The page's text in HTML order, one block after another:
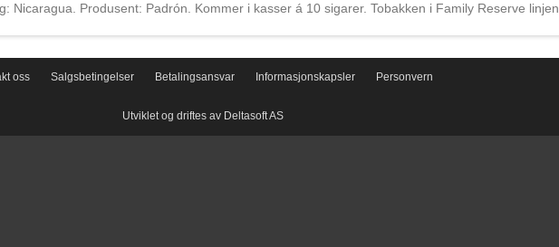
Nicaragua. Produsent: Padrón. Kommer i kasser á 10 sigarer. Tobakken i Family Reserve linjen
oss Salgsbetingelser Betalingsansvar Informasjonskapsler Personvern
Utviklet og driftes av Deltasoft AS